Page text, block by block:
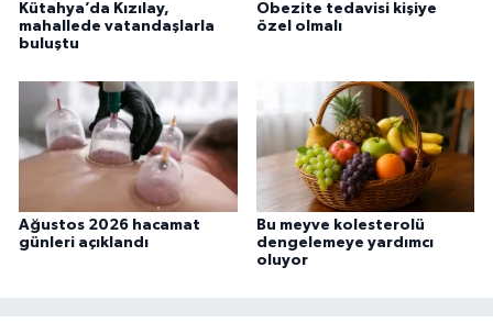
Kütahya’da Kızılay,
mahallede vatandaşlarla
buluştu
Obezite tedavisi kişiye
özel olmalı
Ağustos 2026 hacamat
günleri açıklandı
Bu meyve kolesterolü
dengelemeye yardımcı
oluyor